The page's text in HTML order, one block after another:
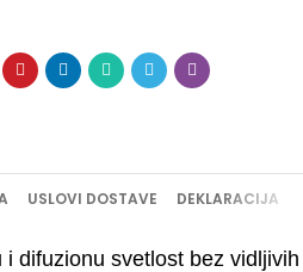
USLOVI DOSTAVE DEKLARACIJA
difuzionu svetlost bez vidljivih